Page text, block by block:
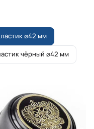
⌀42 мм
чёрный ⌀42 мм